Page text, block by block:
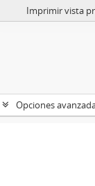
Imprimir vista
Opciones